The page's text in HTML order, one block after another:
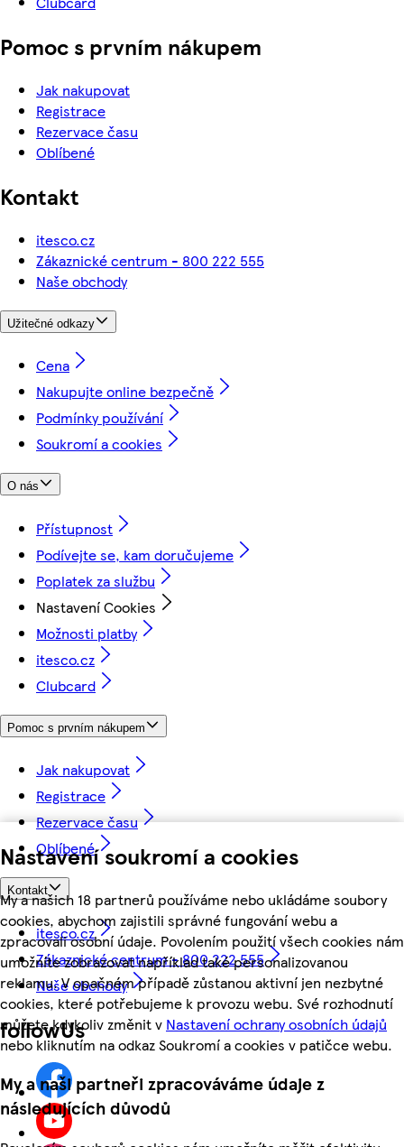
Nastavení soukromí a cookies
My a našich 18 partnerů používáme nebo ukládáme soubory
cookies, abychom zajistili správné fungování webu a
zpracovali osobní údaje. Povolením použití všech cookies nám
umožníte zobrazovat například také personalizovanou
reklamu. V opačném případě zůstanou aktivní jen nezbytné
cookies, které potřebujeme k provozu webu. Své rozhodnutí
můžete kdykoliv změnit v Nastavení ochrany osobních údajů
nebo kliknutím na odkaz Soukromí a cookies v patičce webu.
My a naši partneři zpracováváme údaje z
následujících důvodů
Pomoc s prvním nákupem
Jak nakupovat
Registrace
Rezervace času
Oblíbené
Kontakt
itesco.cz
Zákaznické centrum - 800 222 555
Naše obchody
Užitečné odkazy
Cena
Nakupujte online bezpečně
Podmínky používání
Soukromí a cookies
O nás
Přístupnost
Podívejte se, kam doručujeme
Poplatek za službu
Nastavení Cookies
Možnosti platby
itesco.cz
Clubcard
Pomoc s prvním nákupem
Jak nakupovat
Registrace
Rezervace času
Oblíbené
Kontakt
itesco.cz
Zákaznické centrum - 800 222 555
Naše obchody
followUs